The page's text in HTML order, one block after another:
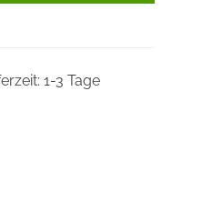
1-3 Tage